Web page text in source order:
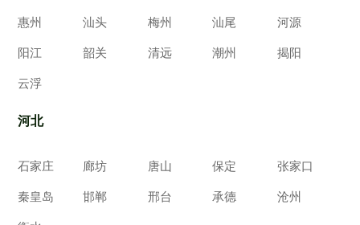
惠州 汕头 梅州 汕尾 河源
阳江 韶关 清远 潮州 揭阳
云浮
河北
石家庄 廊坊 唐山 保定 张家口
秦皇岛 邯郸 邢台 承德 沧州